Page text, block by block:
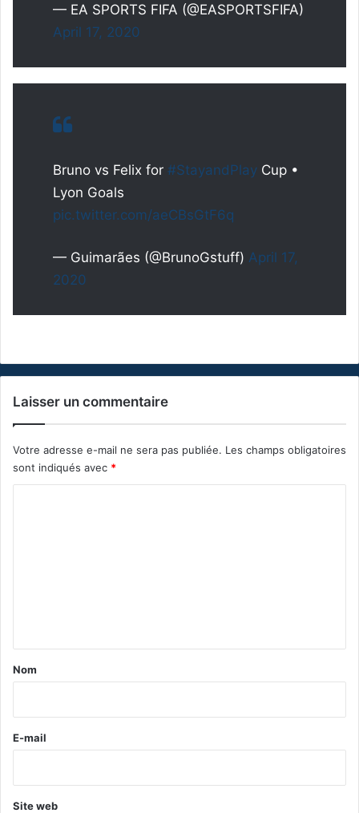
— EA SPORTS FIFA (@EASPORTSFIFA)
April 17, 2020
Bruno vs Felix for #StayandPlay Cup •
Lyon Goals
pic.twitter.com/aeCBsGtF6q
— Guimarães (@BrunoGstuff) April 17,
2020
Laisser un commentaire
Votre adresse e-mail ne sera pas publiée. Les champs obligatoires
sont indiqués avec *
a
e
Nom
E-mail
Site web